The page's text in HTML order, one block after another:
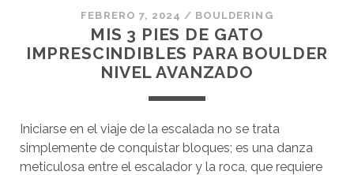
FEBRERO 7, 2024 / BOULDERING
MIS 3 PIES DE GATO
IMPRESCINDIBLES PARA BOULDER
NIVEL AVANZADO
Iniciarse en el viaje de la escalada no se trata
simplemente de conquistar bloques; es una danza
meticulosa entre el escalador y la roca, que requiere